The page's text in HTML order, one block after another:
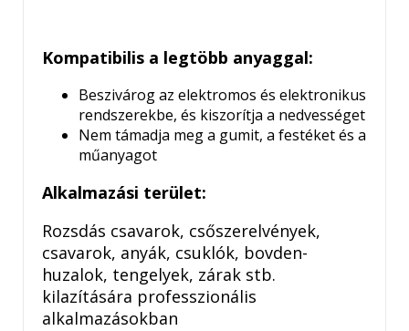
Kompatibilis a legtöbb anyaggal:
Beszivárog az elektromos és elektronikus
rendszerekbe, és kiszorítja a nedvességet
Nem támadja meg a gumit, a festéket és a
műanyagot
Alkalmazási terület:
Rozsdás csavarok, csőszerelvények,
csavarok, anyák, csuklók, bovden-
huzalok, tengelyek, zárak stb.
kilazítására professzionális
alkalmazásokban